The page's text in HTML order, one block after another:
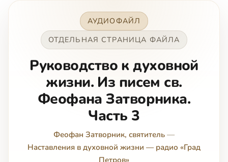
АУДИОФАЙЛ
ОТДЕЛЬНАЯ СТРАНИЦА ФАЙЛА
Руководство к духовной
жизни. Из писем св.
Феофана Затворника.
Часть 3
Феофан Затворник, святитель —
Наставления в духовной жизни — радио «Град
Петров»